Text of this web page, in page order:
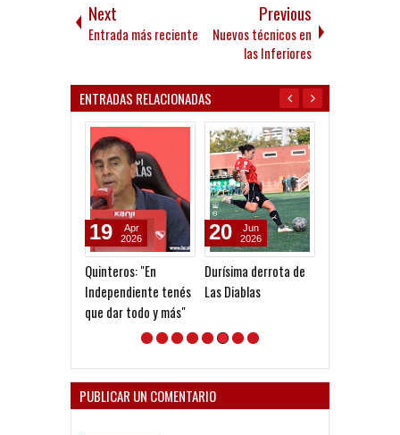
Next
Entrada más reciente
Previous
Nuevos técnicos en
las Inferiores
ENTRADAS RELACIONADAS
Quinteros: "En
Independiente tenés
que dar todo y más"
19
Apr
2026
Durísima derrota de
Las Diablas
20
Jun
2026
PUBLICAR UN COMENTARIO